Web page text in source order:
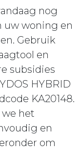
nog
uw woning en
Gebruik
en
subsidies
HYBRID
KA20148.
het
en
om